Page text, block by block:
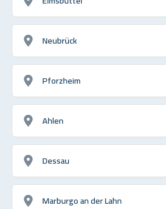
Neubrück
Pforzheim
Ahlen
Dessau
Marburgo an der Lahn